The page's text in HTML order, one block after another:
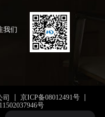
我们
京ICP备08012491号
号